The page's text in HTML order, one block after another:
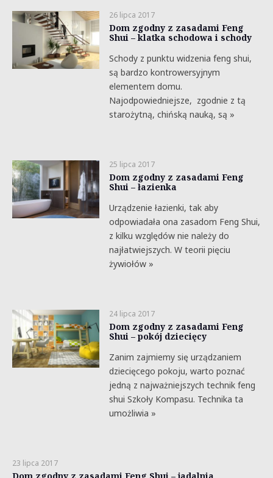
26 lipca 2017
Dom zgodny z zasadami Feng
Shui – klatka schodowa i schody
Schody z punktu widzenia feng shui,
są bardzo kontrowersyjnym
elementem domu.
Najodpowiedniejsze, zgodnie z tą
starożytną, chińską nauką, są »
25 lipca 2017
Dom zgodny z zasadami Feng
Shui – łazienka
Urządzenie łazienki, tak aby
odpowiadała ona zasadom Feng Shui,
z kilku względów nie należy do
najłatwiejszych. W teorii pięciu
żywiołów »
24 lipca 2017
Dom zgodny z zasadami Feng
Shui – pokój dziecięcy
Zanim zajmiemy się urządzaniem
dziecięcego pokoju, warto poznać
jedną z najważniejszych technik feng
shui Szkoły Kompasu. Technika ta
umożliwia »
23 lipca 2017